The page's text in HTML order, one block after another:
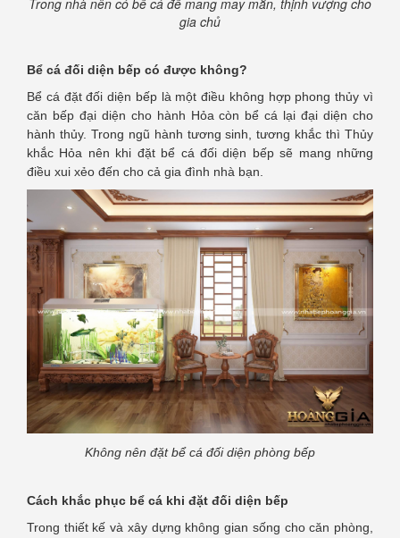
gia chủ
Bể cá đối diện bếp có được không?
Bể cá đặt đối diện bếp là một điều không hợp phong thủy vì
căn bếp đại diện cho hành Hỏa còn bể cá lại đại diện cho
hành thủy. Trong ngũ hành tương sinh, tương khắc thì Thủy
khắc Hỏa nên khi đặt bể cá đối diện bếp sẽ mang những
điều xui xẻo đến cho cả gia đình nhà bạn.
Không nên đặt bể cá đối diện phòng bếp
Cách khắc phục bể cá khi đặt đối diện bếp
Trong thiết kế và xây dựng không gian sống cho căn phòng,